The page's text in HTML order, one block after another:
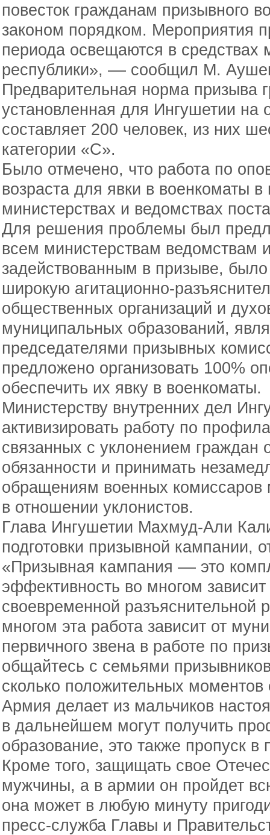
повесток гражданам призывного
законом порядком. Мероприятия
периода освещаются в
республики», –– сообщил М.
Предварительная норма призыва
установленная для Ингушетии на
составляет 200 человек, из них
категории «С».
Было отмечено, что работа по
возраста для явки в военкоматы
министерствах и ведомствах
Для решения проблемы был
всем министерствам ведомствам
задействованным в призыве,
широкую агитационно-
общественных организаций и
муниципальных образований,
председателями призывных
предложено организовать 100%
обеспечить их явку в военкоматы.
Министерству внутренних дел
активизировать работу по
связанных с уклонением граждан
обязанности и принимать
обращениям военных комиссаров
в отношении уклонистов.
Глава Ингушетии Махмуд-Али
подготовки призывной кампании,
«Призывная кампания –– это
эффективность во многом
своевременной
многом эта работа зависит от
первичного звена в работе по
общайтесь с семьями
сколько положительных
Армия делает из мальчиков
в дальнейшем могут получить
образование, это также пропуск
Кроме того, защищать свое
мужчины, а в армии он пройдет
она может в любую минуту
пресс-служба Главы и